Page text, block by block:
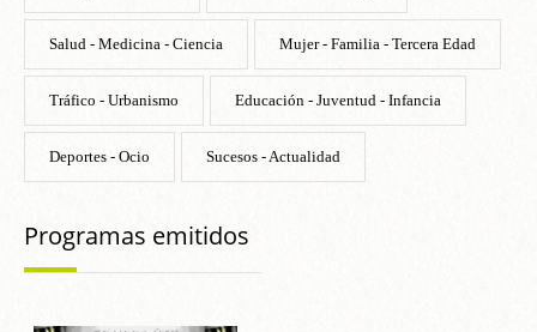
Salud - Medicina - Ciencia Mujer - Familia - Tercera Edad
Tráfico - Urbanismo Educación - Juventud - Infancia
Deportes - Ocio Sucesos - Actualidad
Programas emitidos